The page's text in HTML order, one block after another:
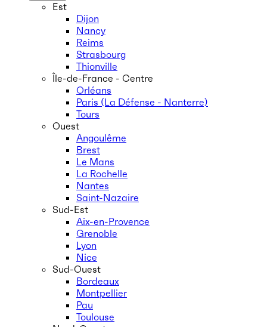
Est
Dijon
Nancy
Reims
Strasbourg
Thionville
Île-de-France - Centre
Orléans
Paris (La Défense - Nanterre)
Tours
Ouest
Angoulême
Brest
Le Mans
La Rochelle
Nantes
Saint-Nazaire
Sud-Est
Aix-en-Provence
Grenoble
Lyon
Nice
Sud-Ouest
Bordeaux
Montpellier
Pau
Toulouse